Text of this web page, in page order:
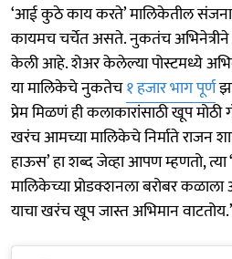
‘आई कुठे काय करते’ मालिकेतील
कायमच चर्चेत असते. नुकतंच
केली आहे. शेअर केलेल्या पोस्टमध्ये
या मालिकेचे नुकतेच१ हजार भाग पूर्ण
प्रेम मिळणं ही कलाकारांसाठी खूप
खरंच आमच्या मालिकेचे निर्माते राजन
हाऊस’ हा शब्द जेव्हा आपण म्हणतो,
मालिकेच्या प्रोडक्शनला बरोबर
याचा खरंच खूप जास्त अभिमान